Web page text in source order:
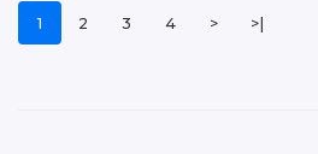
1 2 3 4 > >|